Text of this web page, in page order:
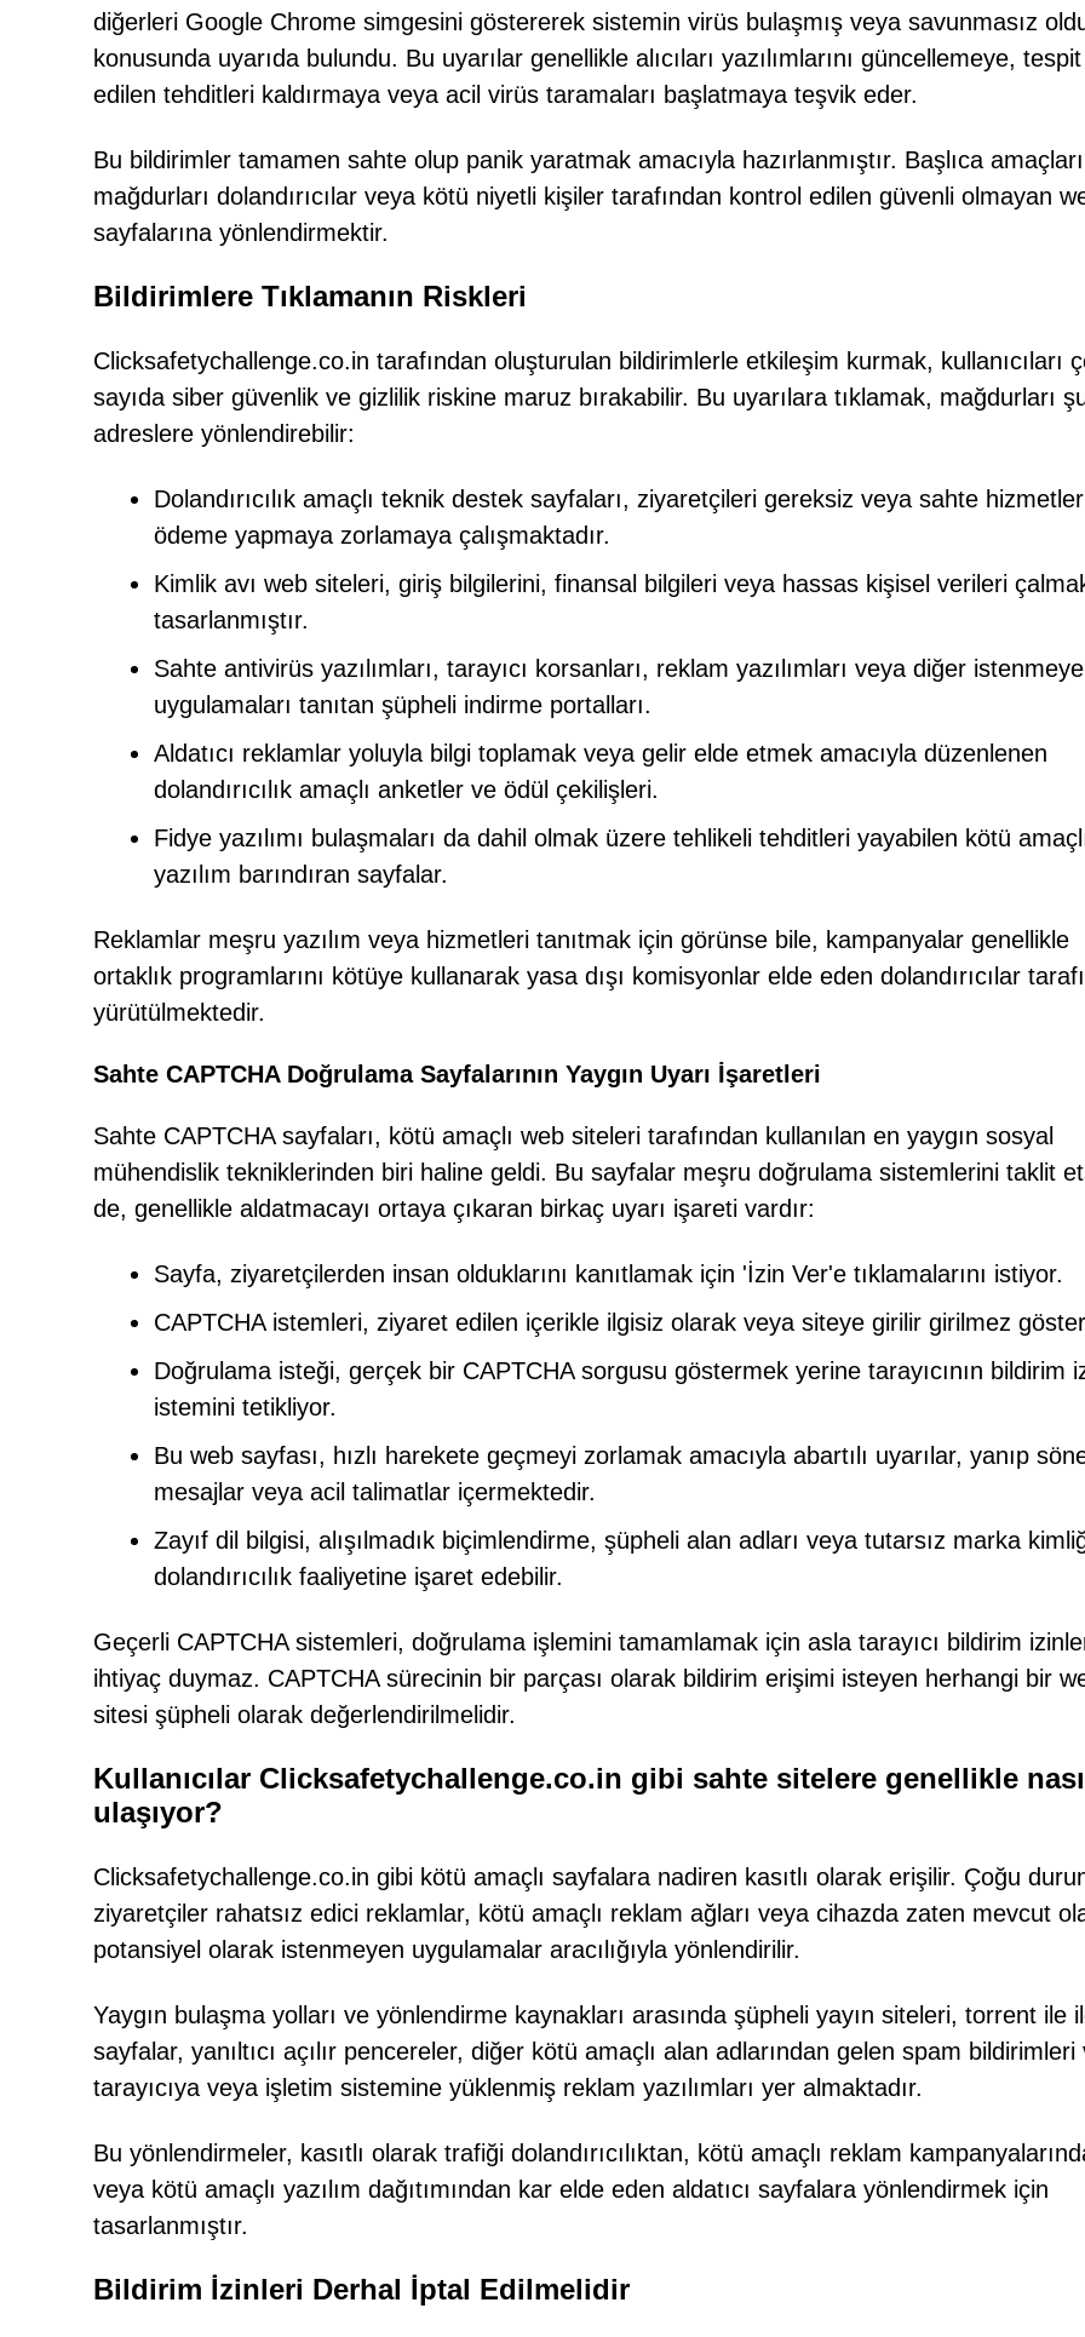
diğerleri Google Chrome simgesini göstererek sistemin virüs bulaşmış veya savunmasız
konusunda uyarıda bulundu. Bu uyarılar genellikle alıcıları yazılımlarını güncellemeye, tespit
edilen tehditleri kaldırmaya veya acil virüs taramaları başlatmaya teşvik eder.
Bu bildirimler tamamen sahte olup panik yaratmak amacıyla hazırlanmıştır. Başlıca
mağdurları dolandırıcılar veya kötü niyetli kişiler tarafından kontrol edilen güvenli olmayan
sayfalarına yönlendirmektir.
Bildirimlere Tıklamanın Riskleri
Clicksafetychallenge.co.in tarafından oluşturulan bildirimlerle etkileşim kurmak, kullanıcıları
sayıda siber güvenlik ve gizlilik riskine maruz bırakabilir. Bu uyarılara tıklamak, mağdurları
adreslere yönlendirebilir:
Dolandırıcılık amaçlı teknik destek sayfaları, ziyaretçileri gereksiz veya sahte
ödeme yapmaya zorlamaya çalışmaktadır.
Kimlik avı web siteleri, giriş bilgilerini, finansal bilgileri veya hassas kişisel verileri
tasarlanmıştır.
Sahte antivirüs yazılımları, tarayıcı korsanları, reklam yazılımları veya diğer
uygulamaları tanıtan şüpheli indirme portalları.
Aldatıcı reklamlar yoluyla bilgi toplamak veya gelir elde etmek amacıyla düzenlenen
dolandırıcılık amaçlı anketler ve ödül çekilişleri.
Fidye yazılımı bulaşmaları da dahil olmak üzere tehlikeli tehditleri yayabilen kötü
yazılım barındıran sayfalar.
Reklamlar meşru yazılım veya hizmetleri tanıtmak için görünse bile, kampanyalar genellikle
ortaklık programlarını kötüye kullanarak yasa dışı komisyonlar elde eden dolandırıcılar
yürütülmektedir.
Sahte CAPTCHA Doğrulama Sayfalarının Yaygın Uyarı İşaretleri
Sahte CAPTCHA sayfaları, kötü amaçlı web siteleri tarafından kullanılan en yaygın sosyal
mühendislik tekniklerinden biri haline geldi. Bu sayfalar meşru doğrulama sistemlerini taklit
de, genellikle aldatmacayı ortaya çıkaran birkaç uyarı işareti vardır:
Sayfa, ziyaretçilerden insan olduklarını kanıtlamak için 'İzin Ver'e tıklamalarını istiyor.
CAPTCHA istemleri, ziyaret edilen içerikle ilgisiz olarak veya siteye girilir girilmez
Doğrulama isteği, gerçek bir CAPTCHA sorgusu göstermek yerine tarayıcının bildirim
istemini tetikliyor.
Bu web sayfası, hızlı harekete geçmeyi zorlamak amacıyla abartılı uyarılar, yanıp
mesajlar veya acil talimatlar içermektedir.
Zayıf dil bilgisi, alışılmadık biçimlendirme, şüpheli alan adları veya tutarsız marka
dolandırıcılık faaliyetine işaret edebilir.
Geçerli CAPTCHA sistemleri, doğrulama işlemini tamamlamak için asla tarayıcı bildirim
ihtiyaç duymaz. CAPTCHA sürecinin bir parçası olarak bildirim erişimi isteyen herhangi bir
sitesi şüpheli olarak değerlendirilmelidir.
Kullanıcılar Clicksafetychallenge.co.in gibi sahte sitelere genellikle
ulaşıyor?
Clicksafetychallenge.co.in gibi kötü amaçlı sayfalara nadiren kasıtlı olarak erişilir. Çoğu
ziyaretçiler rahatsız edici reklamlar, kötü amaçlı reklam ağları veya cihazda zaten mevcut
potansiyel olarak istenmeyen uygulamalar aracılığıyla yönlendirilir.
Yaygın bulaşma yolları ve yönlendirme kaynakları arasında şüpheli yayın siteleri, torrent ile
sayfalar, yanıltıcı açılır pencereler, diğer kötü amaçlı alan adlarından gelen spam bildirimleri
tarayıcıya veya işletim sistemine yüklenmiş reklam yazılımları yer almaktadır.
Bu yönlendirmeler, kasıtlı olarak trafiği dolandırıcılıktan, kötü amaçlı reklam
veya kötü amaçlı yazılım dağıtımından kar elde eden aldatıcı sayfalara yönlendirmek için
tasarlanmıştır.
Bildirim İzinleri Derhal İptal Edilmelidir